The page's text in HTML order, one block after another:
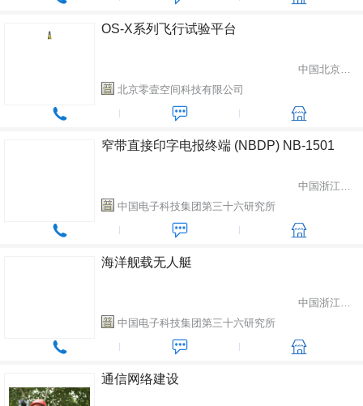
OS-X系列飞行试验平台
中国北京市顺义区
北京零壹空间科技有限公司
窄带直接印字电报终端 (NBDP) NB-1501
中国浙江省嘉兴市
中国电子科技集团第三十六研究所
海洋舰载无人艇
中国浙江省嘉兴市
中国电子科技集团第三十六研究所
通信网络建设